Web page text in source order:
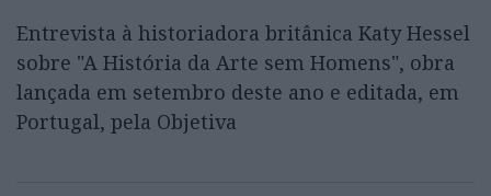
Entrevista à historiadora britânica Katy Hessel
sobre "A História da Arte sem Homens", obra
lançada em setembro deste ano e editada, em
Portugal, pela Objetiva